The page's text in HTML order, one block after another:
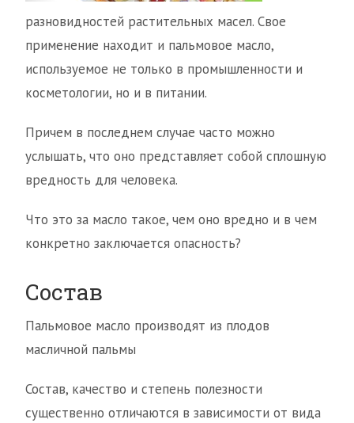
разновидностей растительных масел. Свое
применение находит и пальмовое масло,
используемое не только в промышленности и
косметологии, но и в питании.
Причем в последнем случае часто можно
услышать, что оно представляет собой сплошную
вредность для человека.
Что это за масло такое, чем оно вредно и в чем
конкретно заключается опасность?
Состав
Пальмовое масло производят из плодов
масличной пальмы
Состав, качество и степень полезности
существенно отличаются в зависимости от вида